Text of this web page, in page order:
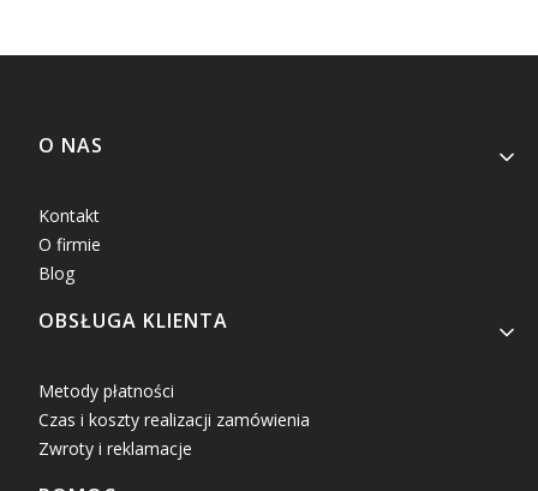
Linki w stopce
O NAS
Kontakt
O firmie
Blog
OBSŁUGA KLIENTA
Metody płatności
Czas i koszty realizacji zamówienia
Zwroty i reklamacje